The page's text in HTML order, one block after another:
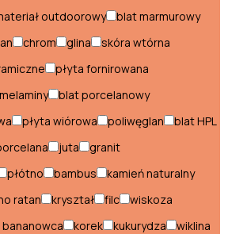
skandynawskie
outdoorowy
blat marmurowy
chrom glina
skóra wtórna
płyta fornirowana
blat porcelanowy
płyta wiórowa poliwęglan
blat HPL
juta
granit
płótno bambus
kamień naturalny
ratan kryształ filc
wiskoza
bananowca korek kukurydza
wiklina